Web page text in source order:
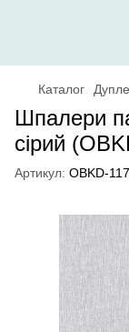
Каталог
Шпалери
сірий
Артикул: OBKD-117